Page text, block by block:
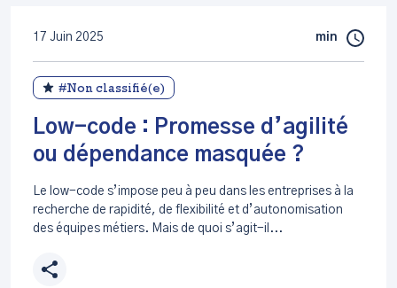
17 Juin 2025 min
#Non classifié(e)
Low-code : Promesse d’agilité
ou dépendance masquée ?
Le low-code s’impose peu à peu dans les entreprises à la
recherche de rapidité, de flexibilité et d’autonomisation
des équipes métiers. Mais de quoi s’agit-il...